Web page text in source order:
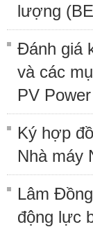
lượng
Đánh giá
và các
PV
Ký hợp
Nhà máy
Lâm
động lực